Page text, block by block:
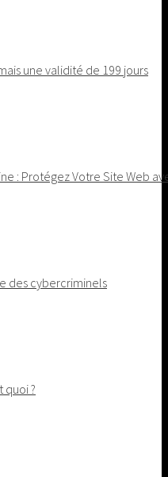
une validité de 199 jours
: Protégez Votre Site Web
des cybercriminels
quoi ?